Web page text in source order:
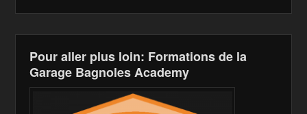
Pour aller plus loin: Formations de la
Garage Bagnoles Academy